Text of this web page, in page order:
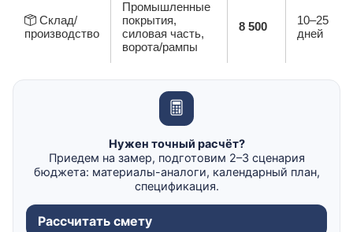
Склад/
производство
Промышленные
покрытия,
силовая часть,
ворота/рампы
8 500
10–25
дней
Нужен точный расчёт?
Приедем на замер, подготовим 2–3 сценария
бюджета: материалы-аналоги, календарный план,
спецификация.
Рассчитать смету